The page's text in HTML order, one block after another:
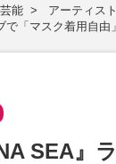
芸能 アーティスト
で「マスク着用自
SEA』